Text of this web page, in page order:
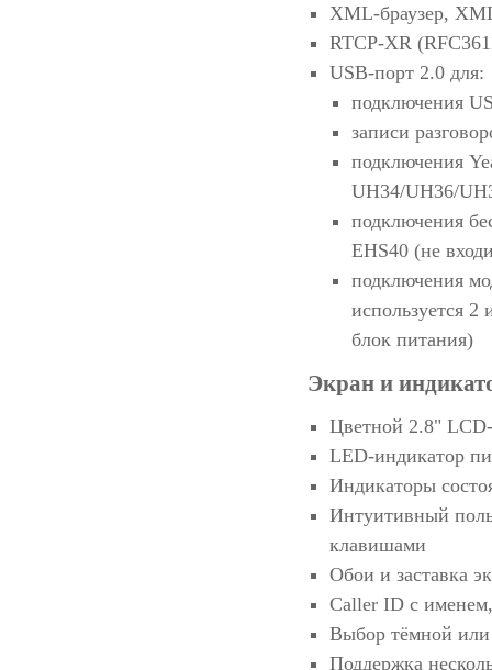
XML-браузер,
RTCP-XR
USB-порт 2.0 для:
подключения
записи
подключения
UH34/UH36/
подключения
EHS40 (не
подключения
используется 2
блок питания)
Экран и
Цветной 2.8"
LED-индикатор
Индикаторы
Интуитивный
клавишами
Обои и заставка
Caller ID с
Выбор тёмной или
Поддержка